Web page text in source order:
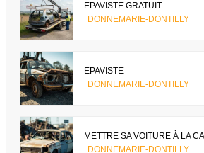
EPAVISTE GRATUIT
DONNEMARIE-DONTILLY
EPAVISTE
DONNEMARIE-DONTILLY
METTRE SA VOITURE À LA
DONNEMARIE-DONTILLY